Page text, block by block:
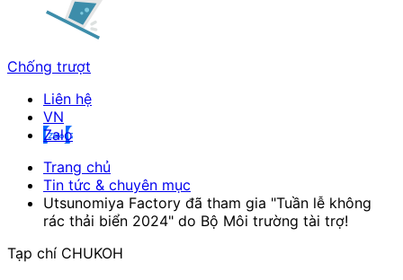
Chống trượt
Liên hệ
Zalo
Trang chủ
Tin tức & chuyên mục
Utsunomiya Factory đã tham gia "Tuần lễ không
rác thải biển 2024" do Bộ Môi trường tài trợ!
Tạp chí CHUKOH